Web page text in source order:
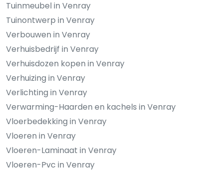
Tuinmeubel in Venray
Tuinontwerp in Venray
Verbouwen in Venray
Verhuisbedrijf in Venray
Verhuisdozen kopen in Venray
Verhuizing in Venray
Verlichting in Venray
Verwarming-Haarden en kachels in Venray
Vloerbedekking in Venray
Vloeren in Venray
Vloeren-Laminaat in Venray
Vloeren-Pvc in Venray